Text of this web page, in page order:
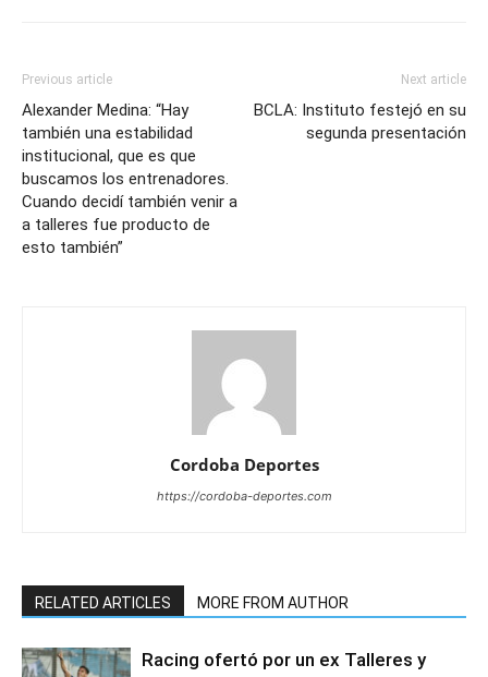
Previous article
Alexander Medina: “Hay
también una estabilidad
institucional, que es que
buscamos los entrenadores.
Cuando decidí también venir a
a talleres fue producto de
esto también”
Next article
BCLA: Instituto festejó en su
segunda presentación
Cordoba Deportes
https://cordoba-deportes.com
RELATED ARTICLES MORE FROM AUTHOR
Racing ofertó por un ex Talleres y